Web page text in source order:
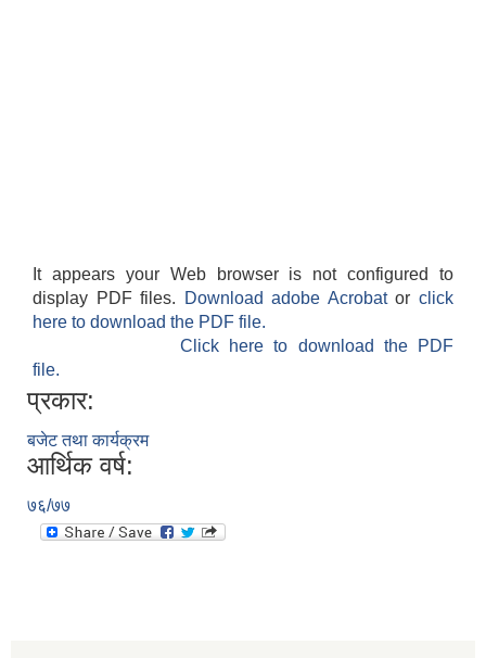
It appears your Web browser is not configured to
display PDF files.
Download adobe Acrobatorclick
here to download the PDF file.
Click here to download the PDF
file.
प्रकार:
बजेट तथा कार्यक्रम
आर्थिक वर्ष:
७६/७७